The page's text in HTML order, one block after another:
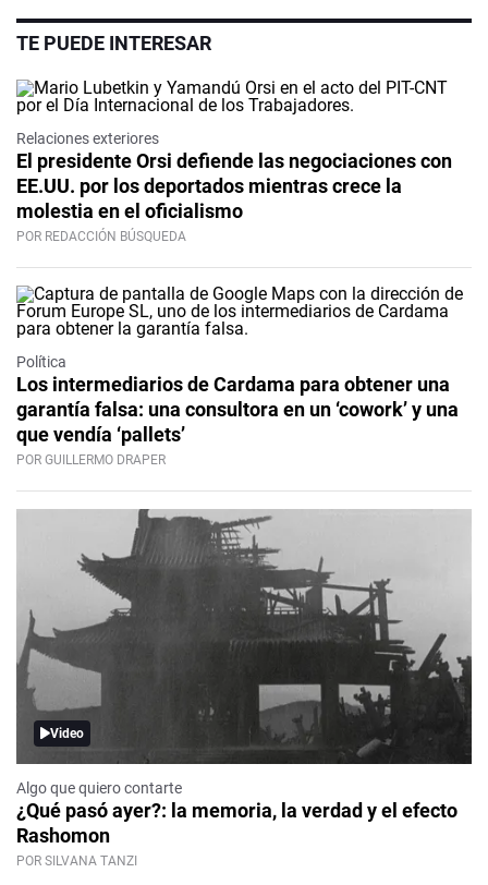
TE PUEDE INTERESAR
Relaciones exteriores
El presidente Orsi defiende las negociaciones con
EE.UU. por los deportados mientras crece la
molestia en el oficialismo
POR REDACCIÓN BÚSQUEDA
Política
Los intermediarios de Cardama para obtener una
garantía falsa: una consultora en un ‘cowork’ y una
que vendía ‘pallets’
POR GUILLERMO DRAPER
Video
Algo que quiero contarte
¿Qué pasó ayer?: la memoria, la verdad y el efecto
Rashomon
POR SILVANA TANZI